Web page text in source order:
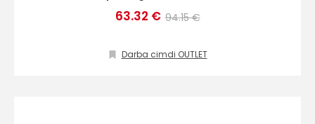
63.32 € 94.15 €
Darba cimdi OUTLET